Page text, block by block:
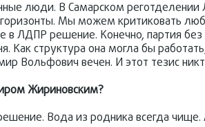
люди. В Самарском
Мы можем критиковать
в ЛДПР решение. Конечно, партия
Как структура она могла бы
Вольфович вечен. И этот тезис
Жириновским?
Вода из родника всегда